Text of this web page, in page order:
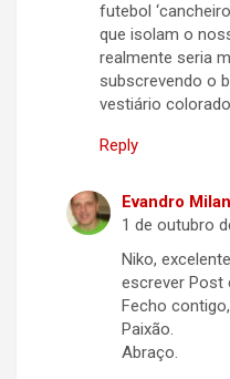
futebol
que isolam o
realmente seria
subscrevendo o
vestiário
Reply
Evandro
1 de outubro
Niko,
escrever Post
Fecho
Paixão.
Abraço.